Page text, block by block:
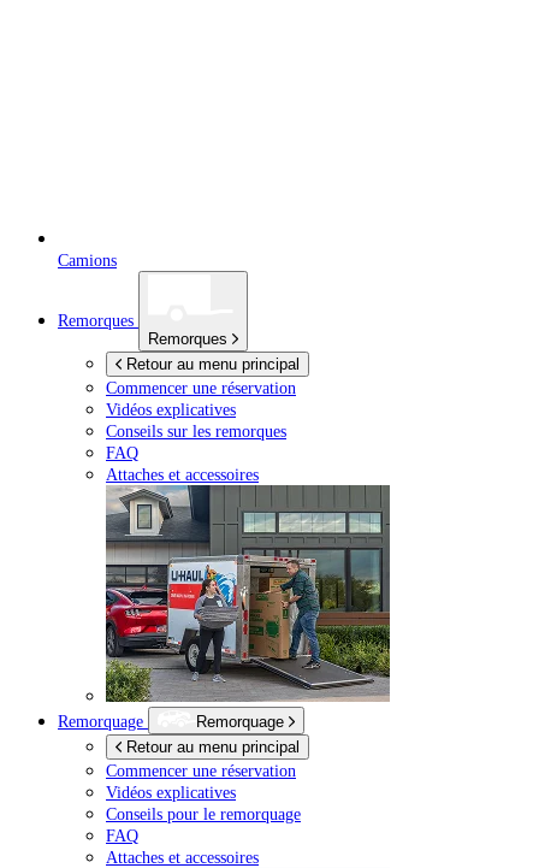
Camions
Remorques
Remorques
Retour au menu principal
Commencer une réservation
Vidéos explicatives
Conseils sur les remorques
FAQ
Attaches et accessoires
Remorquage
Remorquage
Retour au menu principal
Commencer une réservation
Vidéos explicatives
Conseils pour le remorquage
FAQ
Attaches et accessoires